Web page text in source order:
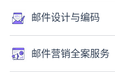
邮件设计与编码
邮件营销全案服务